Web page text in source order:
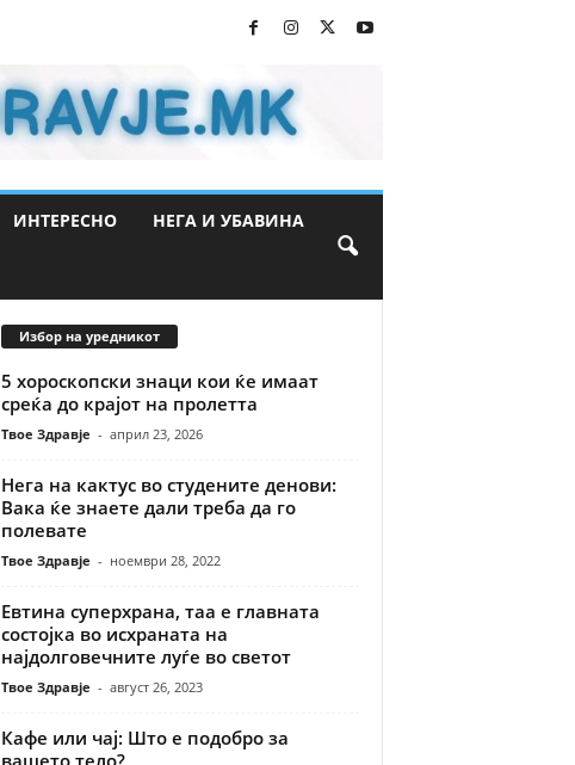
ИНТЕРЕСНО НЕГА И УБАВИНА
Избор на уредникот
5 хороскопски знаци кои ќе имаат
среќа до крајот на пролетта
Твое Здравје - април 23, 2026
Нега на кактус во студените денови:
Вака ќе знаете дали треба да го
полевате
Твое Здравје - ноември 28, 2022
Евтина суперхрана, таа е главната
состојка во исхраната на
најдолговечните луѓе во светот
Твое Здравје - август 26, 2023
Кафе или чај: Што е подобро за
вашето телo?